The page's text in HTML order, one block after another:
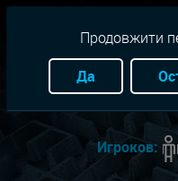
Игроков:
Продовжити
Да